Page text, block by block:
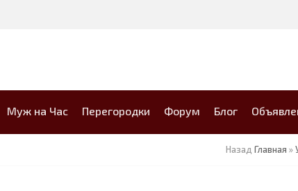
Муж на Час Перегородки Форум Блог
Назад Главная »